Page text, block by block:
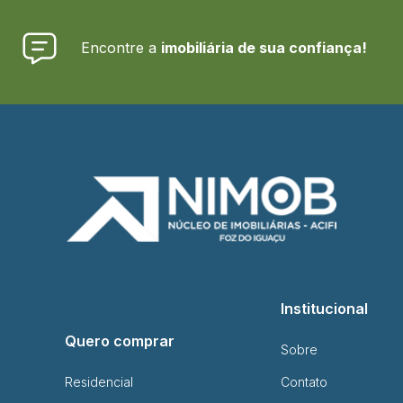
Encontre a imobiliária de sua confiança!
Quero comprar
Residencial
Institucional
Sobre
Contato